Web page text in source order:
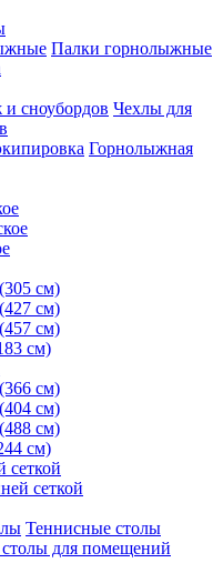
Палки горнолыжные
Чехлы для
Горнолыжная
см)
см)
см)
см)
см)
см)
см)
см)
сеткой
сеткой
Теннисные столы
для помещений